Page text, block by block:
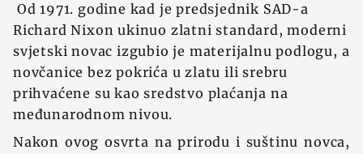
Od 1971. godine kad je predsjednik SAD-a
Richard Nixon ukinuo zlatni standard, moderni
svjetski novac izgubio je materijalnu podlogu, a
novčanice bez pokrića u zlatu ili srebru
prihvaćene su kao sredstvo plaćanja na
međunarodnom nivou.
Nakon ovog osvrta na prirodu i suštinu novca,